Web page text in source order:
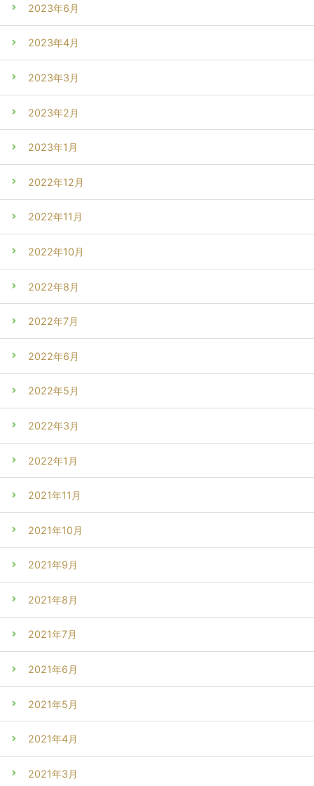
2023年6月
2023年4月
2023年3月
2023年2月
2023年1月
2022年12月
2022年11月
2022年10月
2022年8月
2022年7月
2022年6月
2022年5月
2022年3月
2022年1月
2021年11月
2021年10月
2021年9月
2021年8月
2021年7月
2021年6月
2021年5月
2021年4月
2021年3月